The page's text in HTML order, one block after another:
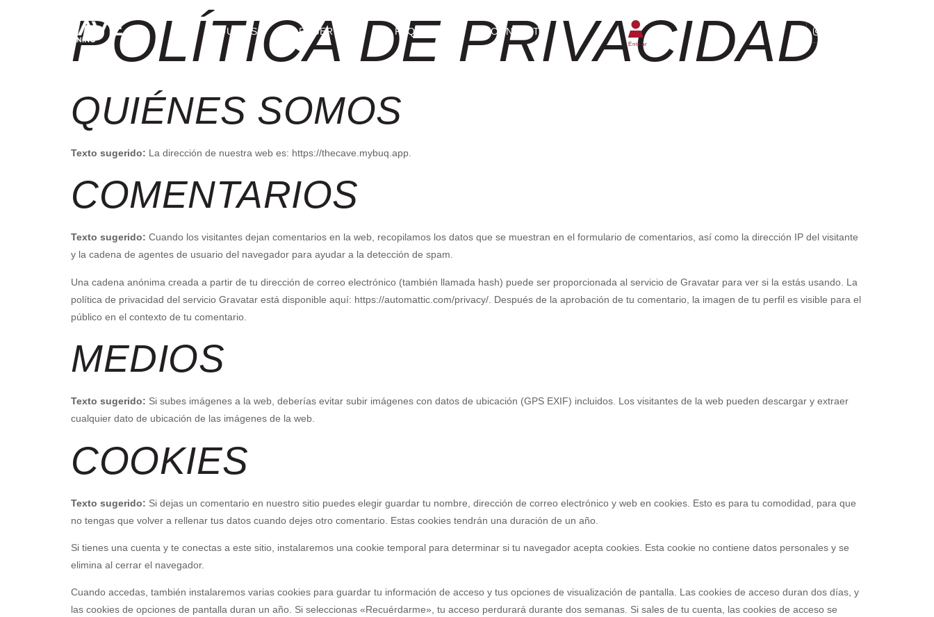
ABOUT US RESERVAR PAQUETES CONTACTO
POLÍTICA DE PRIVACIDAD
QUIÉNES SOMOS
Texto sugerido: La dirección de nuestra web es: https://thecave.mybuq.app.
COMENTARIOS
Texto sugerido: Cuando los visitantes dejan comentarios en la web, recopilamos los datos que se muestran en el formulario de comentarios, así como la dirección IP del visitante
y la cadena de agentes de usuario del navegador para ayudar a la detección de spam.
Una cadena anónima creada a partir de tu dirección de correo electrónico (también llamada hash) puede ser proporcionada al servicio de Gravatar para ver si la estás usando. La
política de privacidad del servicio Gravatar está disponible aquí: https://automattic.com/privacy/. Después de la aprobación de tu comentario, la imagen de tu perfil es visible para el
público en el contexto de tu comentario.
MEDIOS
Texto sugerido: Si subes imágenes a la web, deberías evitar subir imágenes con datos de ubicación (GPS EXIF) incluidos. Los visitantes de la web pueden descargar y extraer
cualquier dato de ubicación de las imágenes de la web.
COOKIES
Texto sugerido: Si dejas un comentario en nuestro sitio puedes elegir guardar tu nombre, dirección de correo electrónico y web en cookies. Esto es para tu comodidad, para que
no tengas que volver a rellenar tus datos cuando dejes otro comentario. Estas cookies tendrán una duración de un año.
Si tienes una cuenta y te conectas a este sitio, instalaremos una cookie temporal para determinar si tu navegador acepta cookies. Esta cookie no contiene datos personales y se
elimina al cerrar el navegador.
Cuando accedas, también instalaremos varias cookies para guardar tu información de acceso y tus opciones de visualización de pantalla. Las cookies de acceso duran dos días, y
las cookies de opciones de pantalla duran un año. Si seleccionas «Recuérdarme», tu acceso perdurará durante dos semanas. Si sales de tu cuenta, las cookies de acceso se